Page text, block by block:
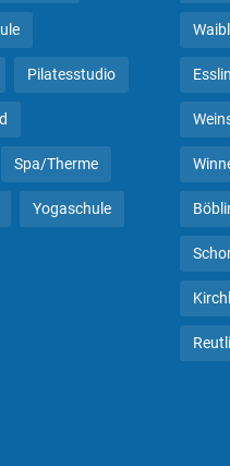
Pilatesstudio
Spa/Therme
Yogaschule